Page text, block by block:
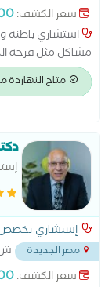
سعر الكشف:
استشاري
مشاكل مثل قرحة
الأمعاء. التعامل
الكبدي. تشخيص
متاح النهاردة من 4:00
إستشاري
مصر الجديدة ش
سعر الكشف: